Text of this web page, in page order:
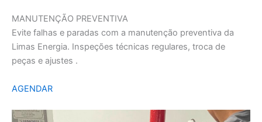
MANUTENÇÃO PREVENTIVA
Evite falhas e paradas com a manutenção preventiva da
Limas Energia. Inspeções técnicas regulares, troca de
peças e ajustes .
AGENDAR